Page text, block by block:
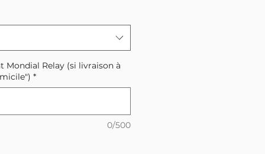
Mondial Relay (si livraison à
*
0/500